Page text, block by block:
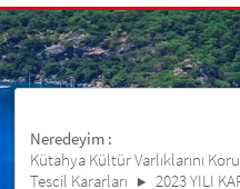
Neredeyim :
Kütahya Kültür Varlıklarını
Tescil Kararları
2023 YILI